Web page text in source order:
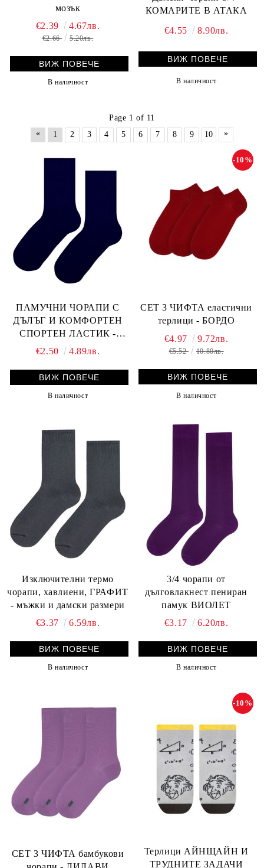
мозък
€2.39 4.67лв.
€2.66 5.20лв.
ВИЖ ПОВЕЧЕ
В наличност
КОМАРИТЕ В АТАКА
€4.55
8.90лв.
ВИЖ ПОВЕЧЕ
В наличност
Page 1 of 11
«
1 2 3 4 5 6 7 8 9 10 »
ПАМУЧНИ ЧОРАПИ С
ДЪЛЪГ И КОМФОРТЕН
СПОРТЕН ЛАСТИК -
ТЪМНО СИНИ
€2.50 4.89лв.
ВИЖ ПОВЕЧЕ
В наличност
СЕТ 3 ЧИФТА еластични
терлици - БОРДО
-10%
€4.97 9.72лв.
€5.52 10.80лв.
ВИЖ ПОВЕЧЕ
В наличност
Изключителни термо
чорапи, хавлиени, ГРАФИТ
- мъжки и дамски размери
€3.37
6.59лв.
ВИЖ ПОВЕЧЕ
В наличност
3/4 чорапи от
дълговлакнест пениран
памук ВИОЛЕТ
€3.17
6.20лв.
ВИЖ ПОВЕЧЕ
В наличност
СЕТ 3 ЧИФТА бамбукови
Терлици АЙНЩАЙН И
ТРУДНИТЕ ЗАДАЧИ
-10%